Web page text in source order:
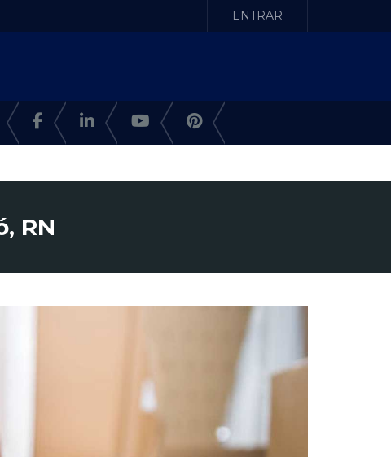
ENTRAR
RN